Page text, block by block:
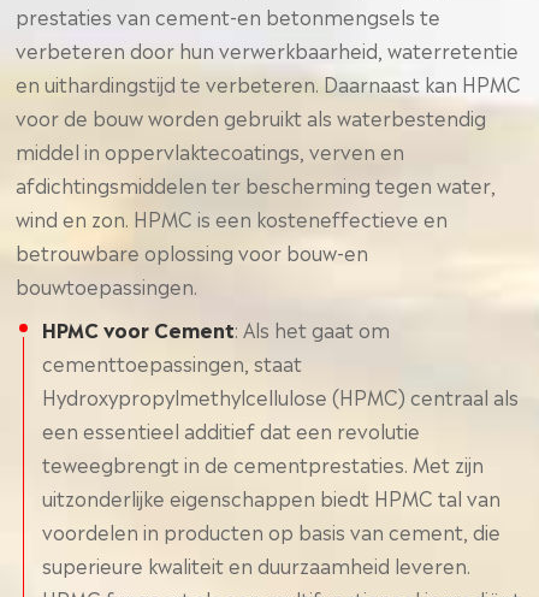
prestaties van cement-en betonmengsels te
verbeteren door hun verwerkbaarheid, waterretentie
en uithardingstijd te verbeteren. Daarnaast kan HPMC
voor de bouw worden gebruikt als waterbestendig
middel in oppervlaktecoatings, verven en
afdichtingsmiddelen ter bescherming tegen water,
wind en zon. HPMC is een kosteneffectieve en
betrouwbare oplossing voor bouw-en
bouwtoepassingen.
HPMC voor Cement: Als het gaat om
cementtoepassingen, staat
Hydroxypropylmethylcellulose (HPMC) centraal als
een essentieel additief dat een revolutie
teweegbrengt in de cementprestaties. Met zijn
uitzonderlijke eigenschappen biedt HPMC tal van
voordelen in producten op basis van cement, die
superieure kwaliteit en duurzaamheid leveren.